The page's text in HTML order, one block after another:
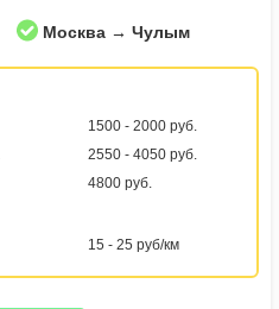
Москва → Чулым
1500 - 2000 руб.
2550 - 4050 руб.
4800 руб.
15 - 25 руб/км